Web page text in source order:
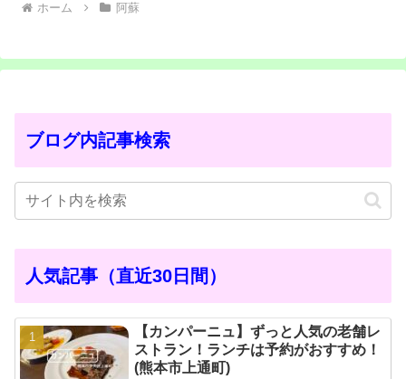
ホーム 阿蘇
ブログ内記事検索
人気記事（直近30日間）
【カンパーニュ】ずっと人気の老舗レ
ストラン！ランチは予約がおすすめ！
(熊本市上通町)